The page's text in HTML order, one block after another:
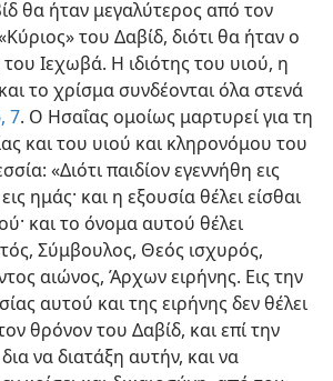
θα ήταν μεγαλύτερος από τον
του Δαβίδ, διότι θα ήταν ο
του Ιεχωβά. Η ιδιότης του υιού, η
το χρίσμα συνδέονται όλα στενά
7. Ο Ησαΐας ομοίως μαρτυρεί για τη
και του υιού και κληρονόμου του
«Διότι παιδίον εγεννήθη εις
ημάς· και η εξουσία θέλει είσθαι
και το όνομα αυτού θέλει
Σύμβουλος, Θεός ισχυρός,
αιώνος, Άρχων ειρήνης. Εις την
αυτού και της ειρήνης δεν θέλει
θρόνον του Δαβίδ, και επί την
να διατάξη αυτήν, και να